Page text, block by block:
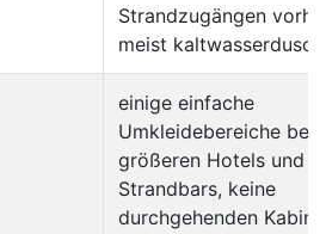
Strandzugängen
meist
einige einfache
Umkleidebereiche bei
größeren Hotels und
Strandbars, keine
durchgehenden